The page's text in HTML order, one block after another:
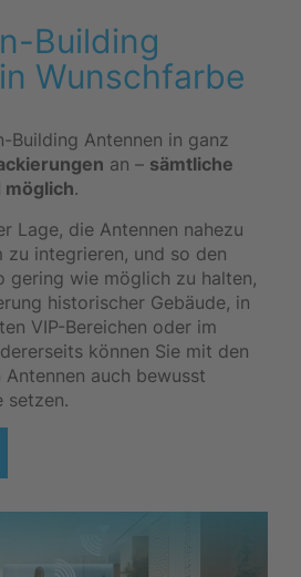
Building
Wunschfarbe
Building Antennen in ganz
an – sämtliche
möglich.
Lage, die Antennen nahezu
zu integrieren, und so den
gering wie möglich zu halten,
historischer Gebäude, in
VIP-Bereichen oder im
können Sie mit den
auch bewusst
setzen.